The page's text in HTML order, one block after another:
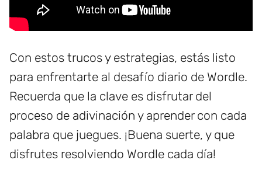
Con estos trucos y estrategias, estás listo
para enfrentarte al desafío diario de Wordle.
Recuerda que la clave es disfrutar del
proceso de adivinación y aprender con cada
palabra que juegues. ¡Buena suerte, y que
disfrutes resolviendo Wordle cada día!